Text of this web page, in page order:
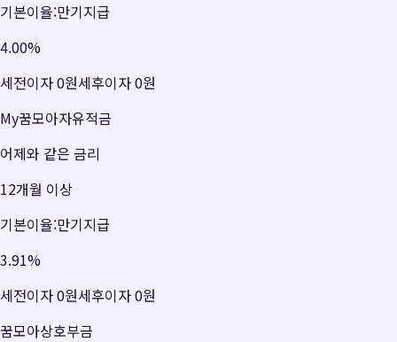
기본이율:만기지급
4.00%
세전이자0원세후이자0원
My꿈모아자유적금
어제와 같은 금리
12개월 이상
기본이율:만기지급
3.91%
세전이자0원세후이자0원
꿈모아상호부금